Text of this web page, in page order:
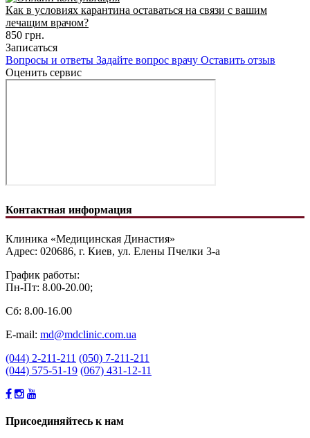
Как в условиях карантина оставаться на связи с вашим
лечащим врачом?
850 грн.
Записаться
Вопросы и ответы Задайте вопрос врачу Оставить отзыв
Оценить сервис
Контактная информация
Клиника «Медицинская Династия»
Адрес: 020686, г. Киев, ул. Елены Пчелки 3-а
График работы:
Пн-Пт: 8.00-20.00;
Сб: 8.00-16.00
E-mail: md@mdclinic.com.ua
(044) 2-211-211 (050) 7-211-211
(044) 575-51-19 (067) 431-12-11
Присоединяйтесь к нам